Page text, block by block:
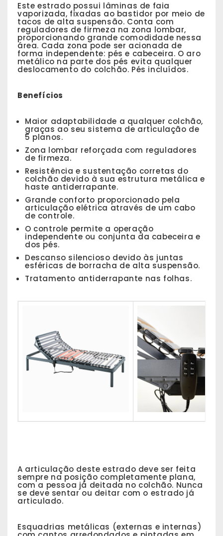
Este estrado possui lâminas de faia
vaporizada, fixadas ao bastidor por meio de
tacos de alta suspensão. Conta com
reguladores de firmeza na zona lombar,
proporcionando grande comodidade nessa
área. Cada zona pode ser acionada de
forma independente: pés e cabeceira. O aro
metálico na parte dos pés evita qualquer
deslocamento do colchão. Pés incluídos.
Benefícios
Maior adaptabilidade a qualquer colchão,
graças ao seu sistema de articulação de
5 planos.
Zona lombar reforçada com reguladores
de firmeza.
Resistência e sustentação corretas do
colchão devido à sua estrutura metálica e
haste antiderrapante.
Grande conforto proporcionado pela
articulação elétrica através de um cabo
de controle.
O controle permite a operação
independente ou conjunta da cabeceira e
dos pés.
Descanso silencioso devido às juntas
esféricas de borracha de alta suspensão.
Tratamento antiderrapante nas folhas.
A articulação deste estrado deve ser feita
sempre na posição completamente plana,
com a pessoa já deitada no colchão. Nunca
se deve sentar ou deitar com o estrado já
articulado.
Esquadrias metálicas (externas e internas)